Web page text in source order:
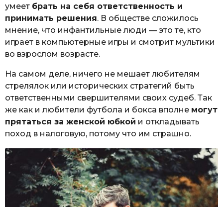
умеет брать на себя ответственность и
принимать решения. В обществе сложилось
мнение, что инфантильные люди — это те, кто
играет в компьютерные игры и смотрит мультики
во взрослом возрасте.
На самом деле, ничего не мешает любителям
стрелялок или исторических стратегий быть
ответственными свершителями своих судеб. Так
же как и любители футбола и бокса вполне могут
прятаться за женской юбкой и откладывать
поход в налоговую, потому что им страшно.